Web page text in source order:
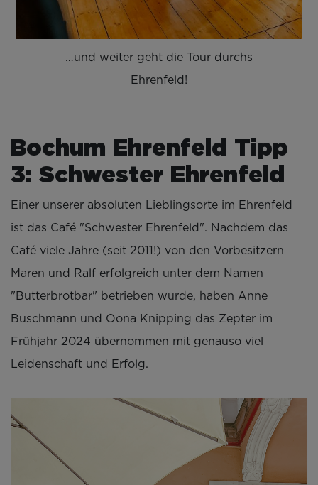
…und weiter geht die Tour durchs
Ehrenfeld!
Bochum Ehrenfeld Tipp
3: Schwester Ehrenfeld
Einer unserer absoluten Lieblingsorte im Ehrenfeld
ist das Café "Schwester Ehrenfeld". Nachdem das
Café viele Jahre (seit 2011!) von den Vorbesitzern
Maren und Ralf erfolgreich unter dem Namen
"Butterbrotbar" betrieben wurde, haben Anne
Buschmann und Oona Knipping das Zepter im
Frühjahr 2024 übernommen mit genauso viel
Leidenschaft und Erfolg.